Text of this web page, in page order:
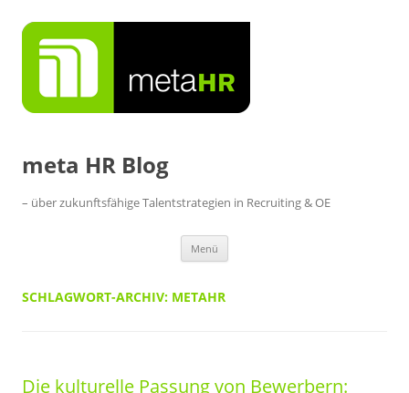
Inhalt
springen
meta HR Blog
– über zukunftsfähige Talentstrategien in Recruiting & OE
Menü
SCHLAGWORT-ARCHIV: METAHR
Die kulturelle Passung von Bewerbern: